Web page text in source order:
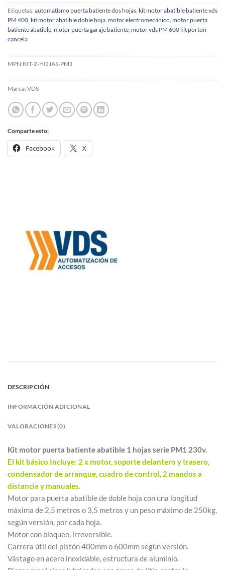
Etiquetas: automatismo puerta batiente dos hojas, kit motor abatible batiente vds
PM 400, kit motor abatible doble hoja, motor electromecánico, motor puerta
batiente abatible, motor puerta garaje batiente, motor vds PM 600 kit porton
cancela
MPN:KIT-2-HOJAS-PM1
Marca: VDS
Comparte esto:
Facebook X
DESCRIPCIÓN
INFORMACIÓN ADICIONAL
VALORACIONES (0)
Kit motor puerta batiente abatible 1 hojas serie PM1 230v.
El kit básico Incluye: 2 x motor, soporte delantero y trasero,
condensador de arranque, cuadro de control, 2 mandos a
distancia y manuales.
Motor para puerta abatible de doble hoja con una longitud
máxima de 2,5 metros o 3,5 metros y un peso máximo de 250kg,
según versión, por cada hoja.
Motor con bloqueo, irreversible.
Carrera útil del pistón 400mm o 600mm según versión.
Vástago en acero inoxidable, estructura de aluminio.